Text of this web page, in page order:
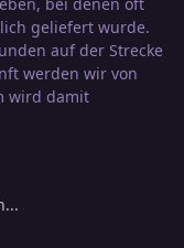
geliefert wurde.
auf der Strecke
werden wir von
wird damit